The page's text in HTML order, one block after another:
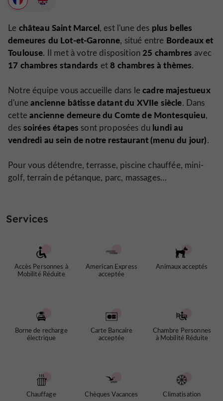
Le château Saint Marcel, est l'une des plus belles
demeures du Lot-et-Garonne, situé entre Bordeaux et
Toulouse. Il met à votre disposition25 chambres avec
17 chambres standards et8 chambres à thèmes.
Notre équipe vous accueille dans lecadre majestueux
d'uneancienne bâtisse datant du XVIIe siècle. Dans
cetteancienne demeure du Comte de Montesquieu,
des soirées étapes sont proposées du lundi au
vendredi au sein de notre restaurant (menu du jour).
Pour vous détendre, terrasse, piscine chauffée, mini-
golf, terrain de pétanque, parc, massages…
Services
Accès Personnes à
Mobilité Réduite
American Express
acceptée
Animaux acceptés
Borne de recharge
électrique
Carte Bancaire
acceptée
Chambre Personnes
à Mobilité Réduite
Chauffage Chèques Vacances Climatisation